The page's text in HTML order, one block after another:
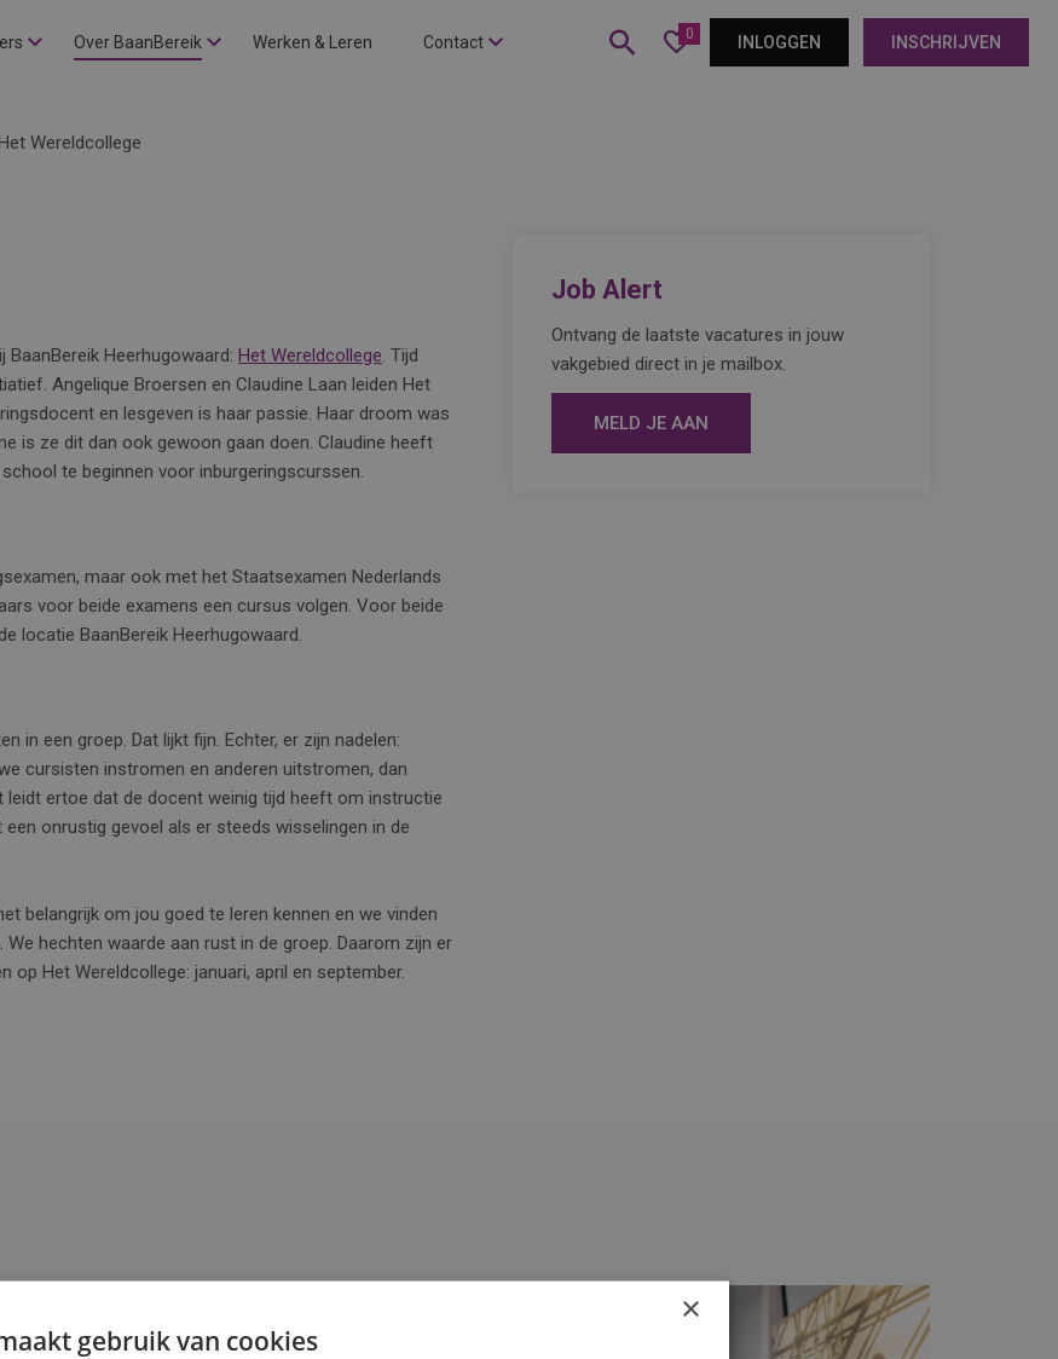
Over BaanBereik Werken & Leren Contact 0 INLOGGEN INSCHRIJVEN
Wereldcollege
Heerhugowaard: Het Wereldcollege. Tijd
Angelique Broersen en Claudine Laan leiden Het
en lesgeven is haar passie. Haar droom was
is ze dit dan ook gewoon gaan doen. Claudine heeft
te beginnen voor inburgeringscurssen.
maar ook met het Staatsexamen Nederlands
voor beide examens een cursus volgen. Voor beide
locatie BaanBereik Heerhugowaard.
in een groep. Dat lijkt fijn. Echter, er zijn nadelen:
cursisten instromen en anderen uitstromen, dan
leidt ertoe dat de docent weinig tijd heeft om instructie
onrustig gevoel als er steeds wisselingen in de
belangrijk om jou goed te leren kennen en we vinden
hechten waarde aan rust in de groep. Daarom zijn er
Het Wereldcollege: januari, april en september.
Job Alert
Ontvang de laatste vacatures in jouw
vakgebied direct in je mailbox.
MELD JE AAN
×
gebruik van cookies